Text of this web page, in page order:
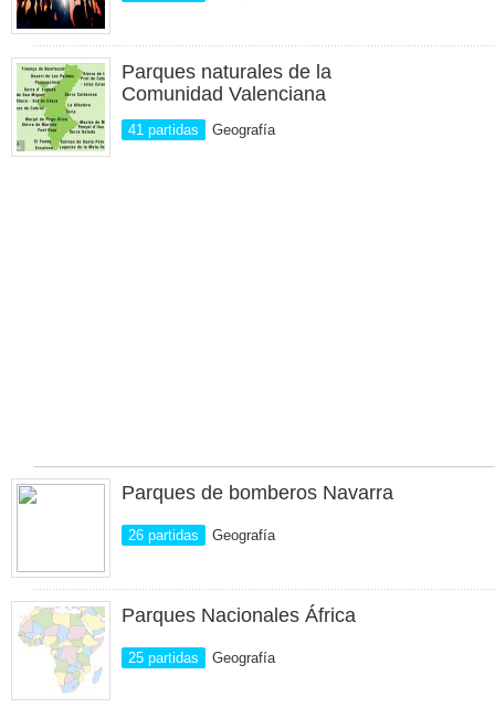
Parques naturales de la
Comunidad Valenciana
41 partidas Geografía
Parques de bomberos Navarra
26 partidas Geografía
Parques Nacionales África
25 partidas Geografía